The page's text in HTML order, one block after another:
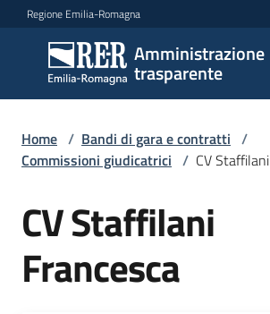
Vai al contenuto
Vai alla navigazione
Vai al footer
Regione Emilia-Romagna
Amministrazione
trasparente
Amministrazione
trasparente
Sottosezioni
Accesso
Home / Bandi di gara e contratti /
Commissioni giudicatrici / CV
CV Staffilani
Francesca